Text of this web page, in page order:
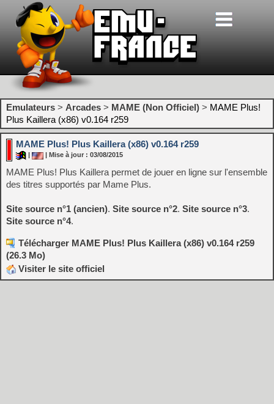
Emulateurs > Arcades > MAME (Non Officiel) > MAME Plus!
Plus Kaillera (x86) v0.164 r259
MAME Plus! Plus Kaillera (x86) v0.164 r259
| Mise à jour : 03/08/2015
MAME Plus! Plus Kaillera permet de jouer en ligne sur l'ensemble
des titres supportés par Mame Plus.
Site source n°1 (ancien). Site source n°2. Site source n°3.
Site source n°4.
Télécharger MAME Plus! Plus Kaillera (x86) v0.164 r259
(26.3 Mo)
Visiter le site officiel